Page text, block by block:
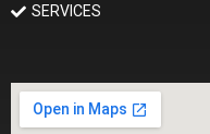
SERVICES